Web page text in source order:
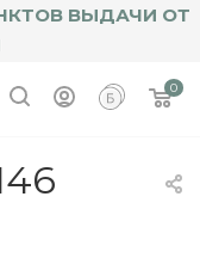
ВЫДАЧИ ОТ
0